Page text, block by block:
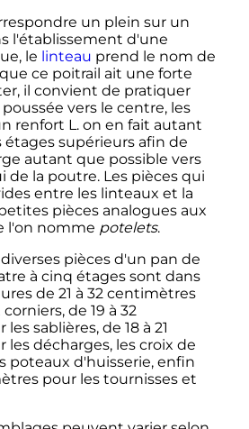
un plein sur un
l'établissement d'une
le linteau prend le nom de
que ce poitrail ait une forte
il convient de pratiquer
vers le centre, les
renfort L. on en fait autant
étages supérieurs afin de
autant que possible vers
de la poutre. Les pièces qui
entre les linteaux et la
pièces analogues aux
l'on nomme potelets.
pièces d'un pan de
à cinq étages sont dans
de 21 à 32 centimètres
de 19 à 32
sablières, de 18 à 21
décharges, les croix de
poteaux d'huisserie, enfin
pour les tournisses et